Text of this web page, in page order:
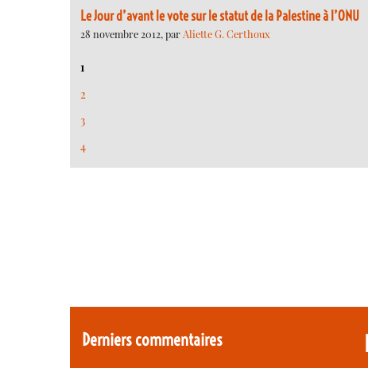
Le Jour d’avant le vote sur le statut de la Palestine à l’ONU
28 novembre 2012, parAliette G. Certhoux
1
2
3
4
Derniers commentaires